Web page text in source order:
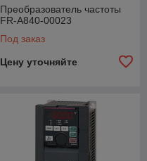
Преобразователь частоты
FR-A840-00023
Под заказ
Цену уточняйте